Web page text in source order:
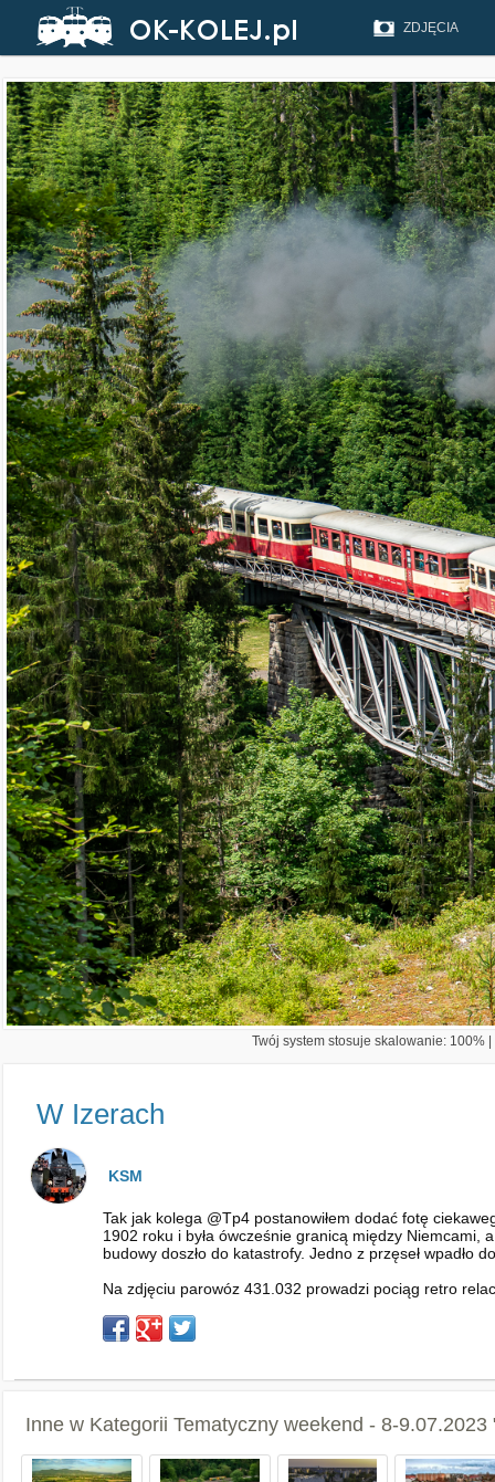
ZDJĘCIA
Twój system stosuje skalowanie: 100%
W Izerach
KSM
Tak jak kolega @Tp4 postanowiłem dodać fotę
1902 roku i była ówcześnie granicą między Niemcami,
budowy doszło do katastrofy. Jedno z przęseł wpadło
Na zdjęciu parowóz 431.032 prowadzi pociąg retro
Inne w Kategorii Tematyczny weekend - 8-9.07.2023